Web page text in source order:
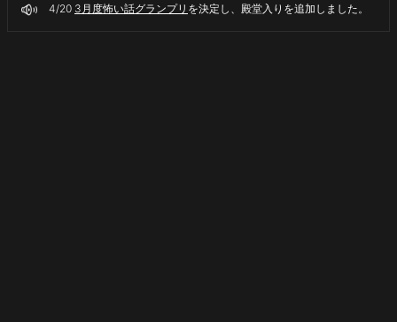
4/20 3月度怖い話グランプリ を決定し、殿堂入りを追加しました。